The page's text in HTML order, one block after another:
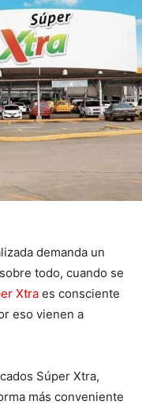
demanda un
todo, cuando se
Xtra es consciente
eso vienen a
Súper Xtra,
más conveniente